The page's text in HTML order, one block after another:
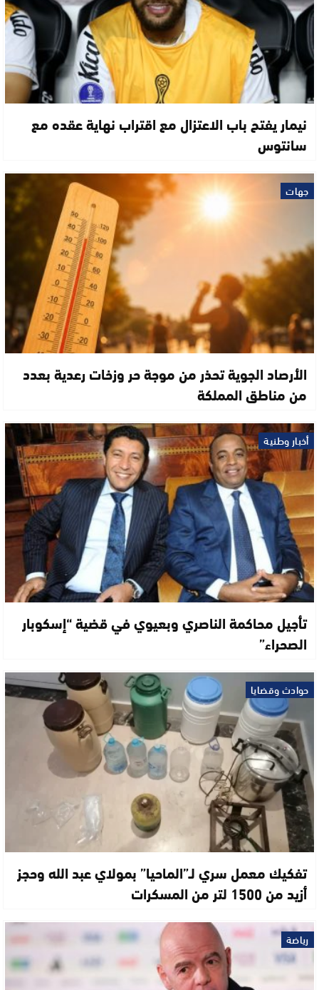
نيمار يفتح باب الاعتزال مع اقتراب نهاية عقده مع
سانتوس
جهات
الأرصاد الجوية تحذر من موجة حر وزخات رعدية بعدد
من مناطق المملكة
أخبار وطنية
تأجيل محاكمة الناصري وبعيوي في قضية “إسكوبار
الصحراء”
حوادث وقضايا
تفكيك معمل سري لـ”الماحيا” بمولاي عبد الله وحجز
أزيد من 1500 لتر من المسكرات
رياضة